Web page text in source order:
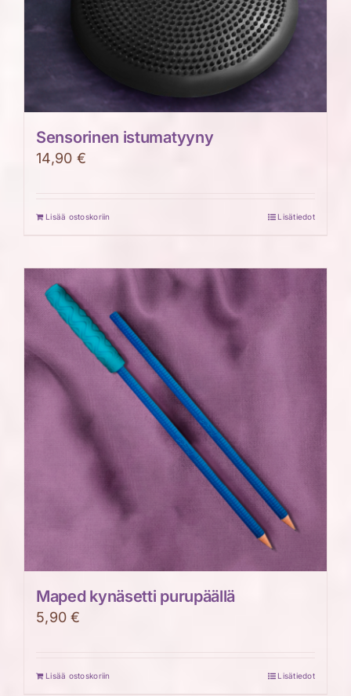
Sensorinen istumatyyny
14,90 €
Lisää ostoskoriin Lisätiedot
Maped kynäsetti purupäällä
5,90€
Lisää ostoskoriin Lisätiedot